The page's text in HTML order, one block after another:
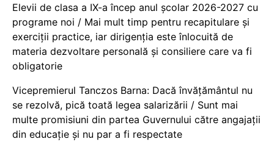
Elevii de clasa a IX-a încep anul școlar 2026-2027 cu
programe noi / Mai mult timp pentru recapitulare și
exerciții practice, iar dirigenția este înlocuită de
materia dezvoltare personală și consiliere care va fi
obligatorie
Vicepremierul Tanczos Barna: Dacă învățământul nu
se rezolvă, pică toată legea salarizării / Sunt mai
multe promisiuni din partea Guvernului către angajații
din educație și nu par a fi respectate